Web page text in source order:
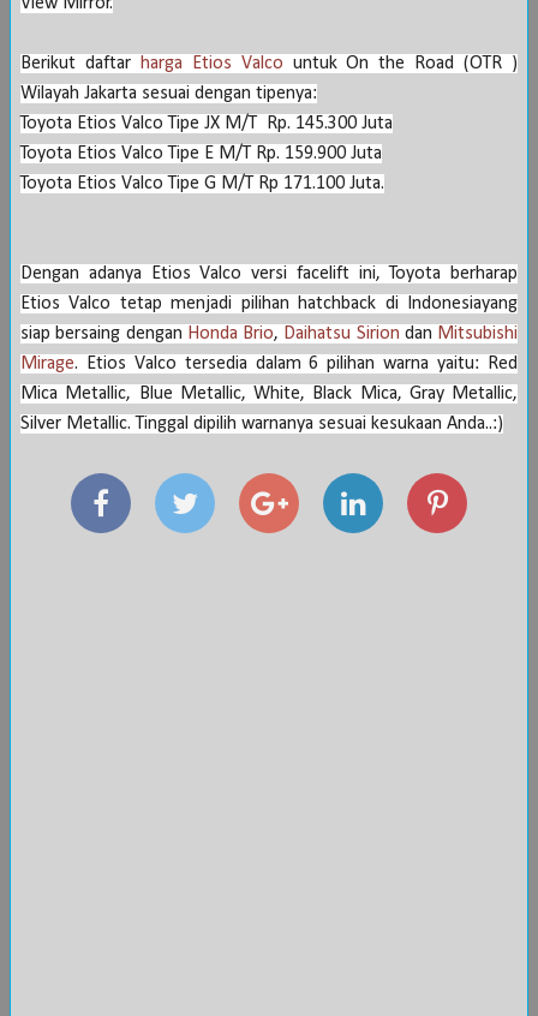
Berikut daftar harga Etios Va lco untuk On the Road (OTR )
Wilayah Jakarta sesuai dengan tipenya:
Toyota Etios Va lco Tipe JX M/T Rp. 145.300 Juta
Toyota Etios Va lco Tipe E M/T Rp. 159.900 Juta
Toyota Etios Va lco Tipe G M/T Rp 171.100 Juta.
Dengan adanya Etios Va lco versi facelift ini,Toyota berharap
Etios Va lco tetap menjadi pilihan hatchback di Indonesiayang
siap bersaing dengan Honda Brio, Daihatsu Sirion dan Mitsubishi
Mirage. Etios Valco tersedia dalam 6 pilihan warna yaitu: Red
Mica Metallic, Blue Metallic, White, Black Mica, Gray Metallic,
Silver Metallic. Tinggal dipilih warnanya sesuai kesukaan Anda..:)